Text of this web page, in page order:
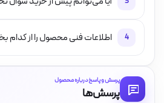
4 اطلاعات فنی محصول را از کدام
پرسش و پاسخ درباره محصول
پرسش‌ها